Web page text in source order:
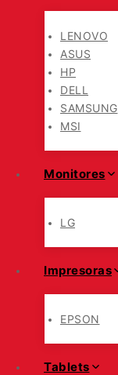
LENOVO
ASUS
HP
DELL
SAMSUNG
MSI
Monitores
LG
Impresoras
EPSON
Tablets